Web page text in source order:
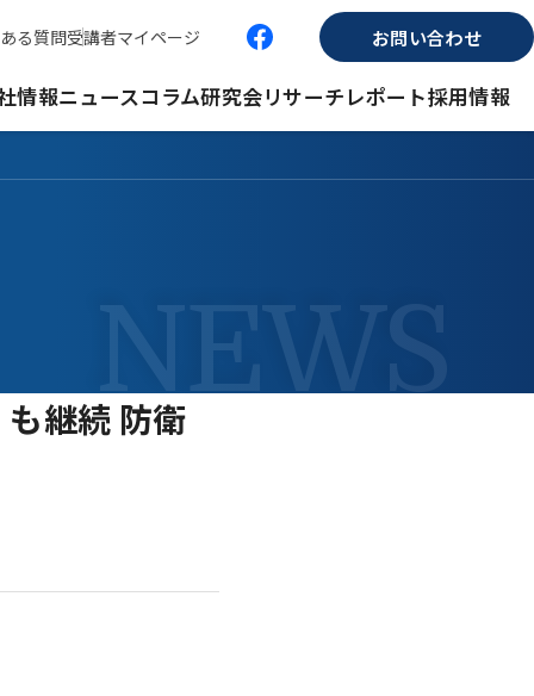
る質問受講者マイページ お問い合わせ
情報ニュースコラム研究会リサーチレポート採用情報
継続 防衛